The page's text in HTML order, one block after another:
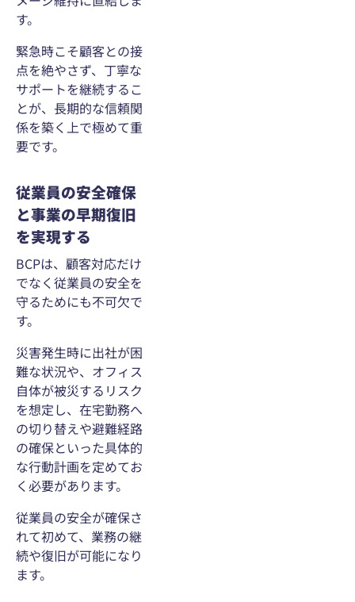
す。
緊急時こそ顧客との接
点を絶やさず、丁寧な
サポートを継続するこ
とが、長期的な信頼関
係を築く上で極めて重
要です。
従業員の安全確保
と事業の早期復旧
を実現する
BCPは、顧客対応だけ
でなく従業員の安全を
守るためにも不可欠で
す。
災害発生時に出社が困
難な状況や、オフィス
自体が被災するリスク
を想定し、在宅勤務へ
の切り替えや避難経路
の確保といった具体的
な行動計画を定めてお
く必要があります。
従業員の安全が確保さ
れて初めて、業務の継
続や復旧が可能になり
ます。